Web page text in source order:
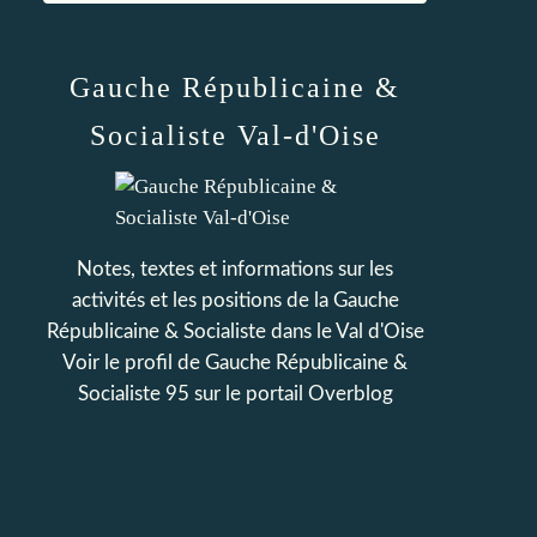
Gauche Républicaine &
Socialiste Val-d'Oise
Notes, textes et informations sur les
activités et les positions de la Gauche
Républicaine & Socialiste dans le Val d'Oise
Voir le profil de Gauche Républicaine &
Socialiste 95 sur le portail Overblog